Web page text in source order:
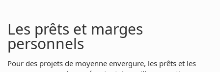
Les prêts et marges
personnels
Pour des projets de moyenne envergure, les prêts et les